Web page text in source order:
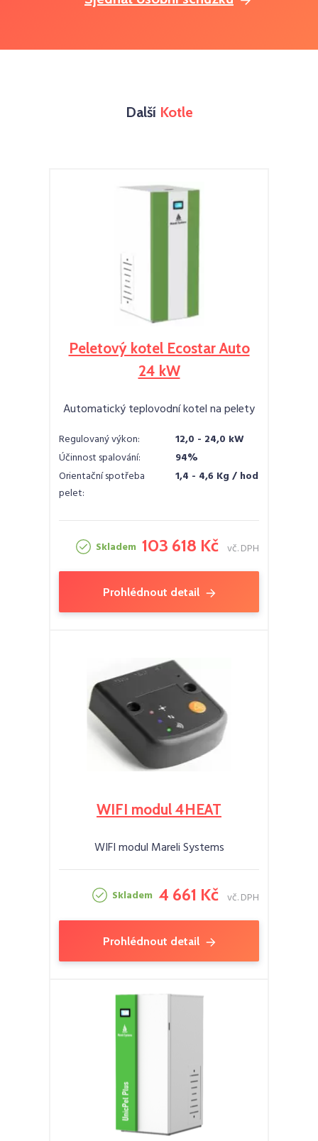
Další Kotle
Peletový kotel Ecostar Auto
24 kW
Automatický teplovodní kotel na pelety
Regulovaný výkon:
12,0 - 24,0 kW
Účinnost spalování:
94%
Orientační spotřeba
pelet:
1,4 - 4,6 Kg / hod
Skladem 103 618 Kč vč. DPH
Prohlédnout detail
WIFI modul 4HEAT
WIFI modul Mareli Systems
Skladem 4 661 Kč vč. DPH
Prohlédnout detail